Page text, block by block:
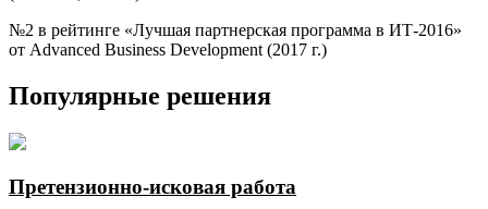
№2 в рейтинге «Лучшая партнерская программа в ИТ-2016»
от Advanced Business Development (2017 г.)
Популярные решения
Претензионно-исковая работа